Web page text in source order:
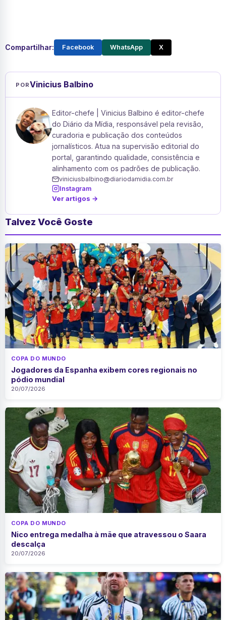
Compartilhar: Facebook WhatsApp X
PORVinicius Balbino
Editor-chefe | Vinicius Balbino é editor-chefe
do Diário da Mídia, responsável pela revisão,
curadoria e publicação dos conteúdos
jornalísticos. Atua na supervisão editorial do
portal, garantindo qualidade, consistência e
alinhamento com os padrões de publicação.
viniciusbalbino@diariodamidia.com.br
Instagram
Ver artigos →
Talvez Você Goste
COPA DO MUNDO
Jogadores da Espanha exibem cores regionais no
pódio mundial
20/07/2026
COPA DO MUNDO
Nico entrega medalha à mãe que atravessou o Saara
descalça
20/07/2026